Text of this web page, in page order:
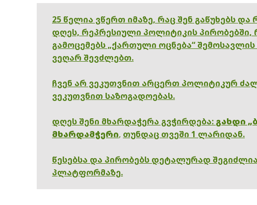
25 წელია ვწერთ იმაზე, რაც შენ გაწუხებს
დღეს, რეპრესიული პოლიტიკის
გამოცემებს „ქართული ოცნება“
ვეღარ შევძლებთ.
ჩვენ არ ვეკუთვნით არცერთ პოლიტიკურ
ვეკუთვნით საზოგადოებას.
დღეს შენი მხარდაჭერა გვჭირდება: გახდი
მხარდამჭერი, თუნდაც თვეში 1 ლარიდან.
წესებსა და პირობებს დეტალურად
პლატფორმაზე.